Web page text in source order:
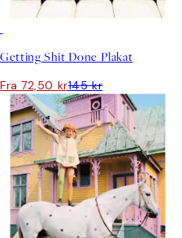
Getting Shit Done Plakat
Fra 72,50 kr145 kr